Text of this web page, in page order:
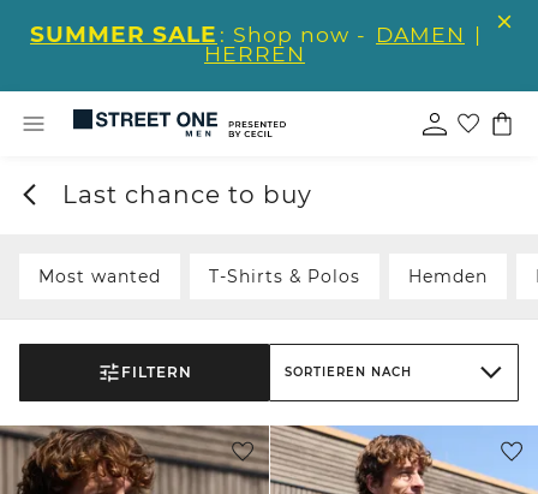
SUMMER SALE : Shop now - DAMEN |
HERREN
Last chance to buy
Most wanted T-Shirts & Polos Hemden
FILTERN SORTIEREN NACH